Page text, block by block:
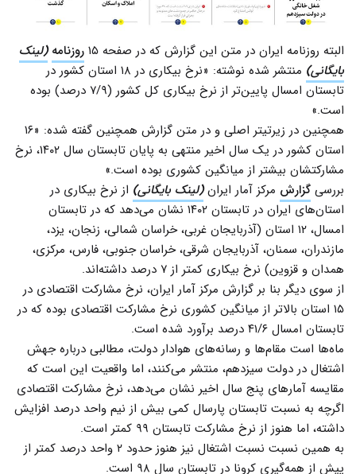
البته روزنامه ایران در متن این گزارش که در صفحه ۱۵ روزنامه (لینک
بایگانی)
منتشر شده نوشته: «نرخ بیکاری در ۱۸ استان کشور در
تابستان امسال پایین‌تر از نرخ بیکاری کل کشور (۷/۹ درصد) بوده
است.»
همچنین در زیرتیتر اصلی و در متن گزارش همچنین گفته شده: «۱۶
استان کشور در یک سال اخیر منتهی به پایان تابستان سال ۱۴۰۲، نرخ
مشارکت‏شان بیشتر از میانگین کشوری بوده است.»
بررسی گزارش مرکز آمار ایران(لینک بایگانی) از نرخ بیکاری در
استان‌های ایران در تابستان ۱۴۰۲ نشان می‌دهد که در تابستان
امسال، ۱۲ استان (آذربایجان غربی، خراسان شمالی، زنجان، یزد،
مازندران، سمنان، آذربایجان شرقی، خراسان جنوبی، فارس، مرکزی،
همدان و قزوین) نرخ بیکاری کمتر از ۷ درصد داشته‌اند.
از سوی دیگر بنا بر گزارش مرکز آمار ایران، نرخ مشارکت اقتصادی در
۱۵ استان بالاتر از میانگین کشوری نرخ مشارکت اقتصادی بوده که در
تابستان امسال ۴۱/۶ درصد برآورد شده است.
ماه‌ها است مقام‌ها و رسانه‌های هوادار دولت، مطالبی درباره جهش
اشتغال در دولت سیزدهم، منتشر می‌کنند، اما واقعیت این است که
مقایسه آمارهای پنج سال اخیر نشان می‌دهد، نرخ مشارکت اقتصادی
اگرچه به نسبت تابستان پارسال کمی بیش از نیم واحد درصد افزایش
داشته، اما هنوز از نرخ مشارکت تابستان ۹۹ کمتر است.
به همین نسبت نسبت اشتغال نیز هنوز حدود ۲ واحد درصد کمتر از
پیش از همه‌گیری کرونا در تابستان سال ۹۸ است.